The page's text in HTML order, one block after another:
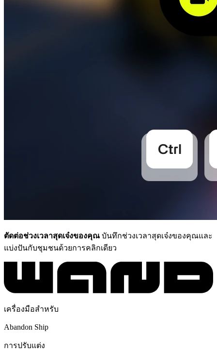
ตัดต่อช่วงเวลาสุดเจ๋งของคุณ บันทึกช่วงเวลาสุดเจ๋งของคุณและ
แบ่งปันกับชุมชนด้วยการคลิกเดียว
เครื่องมือสำหรับ
Abandon Ship
การปรับแต่ง